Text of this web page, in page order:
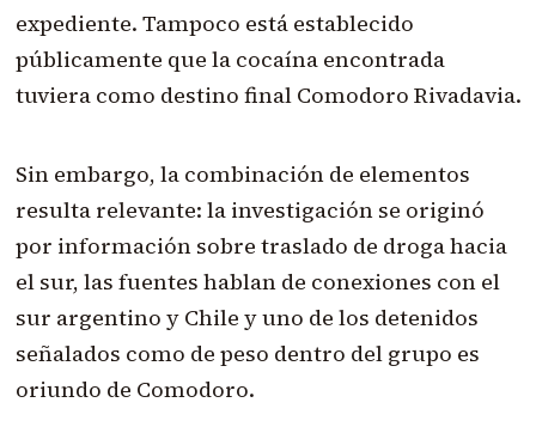
expediente. Tampoco está establecido
públicamente que la cocaína encontrada
tuviera como destino final Comodoro Rivadavia.
Sin embargo, la combinación de elementos
resulta relevante: la investigación se originó
por información sobre traslado de droga hacia
el sur, las fuentes hablan de conexiones con el
sur argentino y Chile y uno de los detenidos
señalados como de peso dentro del grupo es
oriundo de Comodoro.